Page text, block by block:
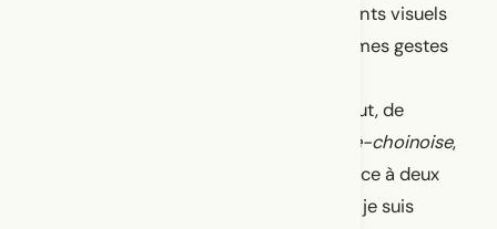
entrepris à l’âge de 30 ans. Ces fragments visuels
accompagnent ma danse, emplissant mes gestes
questionnements, d’émotions, et surtout, de
Moi, petite malgache-choinoise,
je danse ma propre quête identitaire face à deux
pays si différents et lointains, auxquels je suis